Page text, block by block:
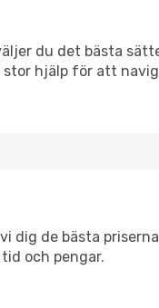
du det bästa
hjälp för att
dig de bästa
och pengar.